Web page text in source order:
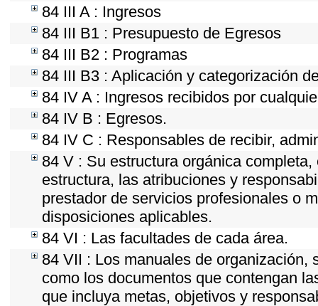
84 III A : Ingresos
84 III B1 : Presupuesto de Egresos
84 III B2 : Programas
84 III B3 : Aplicación y categorización
84 IV A : Ingresos recibidos por
84 IV B : Egresos.
84 IV C : Responsables de recibir,
84 V : Su estructura orgánica
estructura, las atribuciones y
prestador de servicios profesionales o
disposiciones aplicables.
84 VI : Las facultades de cada área.
84 VII : Los manuales de
como los documentos que contengan
que incluya metas, objetivos y